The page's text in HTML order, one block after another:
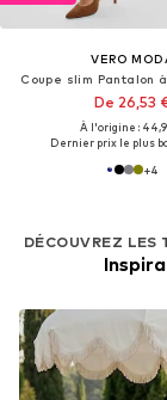
VERO
Coupe slim Pantalon
De 26,53
À l'origine :
Dernier prix le plus
+4
DÉCOUVREZ LES